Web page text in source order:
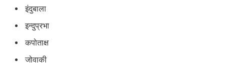
इंदुबाला
इन्दुप्रभा
कपोताक्ष
जोवाकी